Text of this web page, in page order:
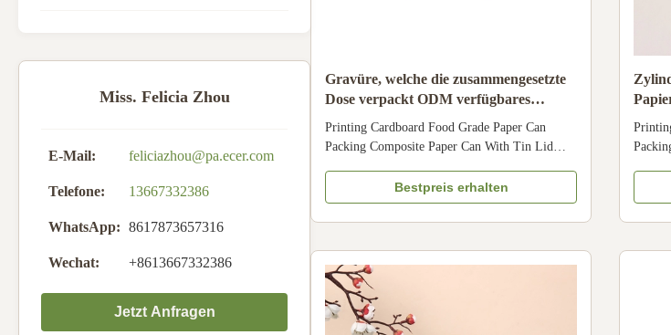
Miss. Felicia Zhou
E-Mail: feliciazhou@pa.ecer.com
Telefone: 13667332386
WhatsApp: 8617873657316
Wechat: +8613667332386
Jetzt Anfragen
Gravüre, welche die zusammengesetzte
Dose verpackt ODM verfügbares
Multiusage druckt
Printing Cardboard Food Grade Paper Can
Packing Composite Paper Can With Tin Lid
Eco-friendly Coated paper/art paper/kraft
paper/Cardboard Color CMYK/Pantone Surface
Finish Lamination/Embossing/Debossing,
Bestpreis erhalten
paper/